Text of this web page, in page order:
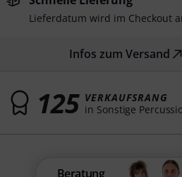
Lieferdatum wird im Checkout
Infos zum Versand
125 VERKAUFSRANG
in Sonstige
Beratung